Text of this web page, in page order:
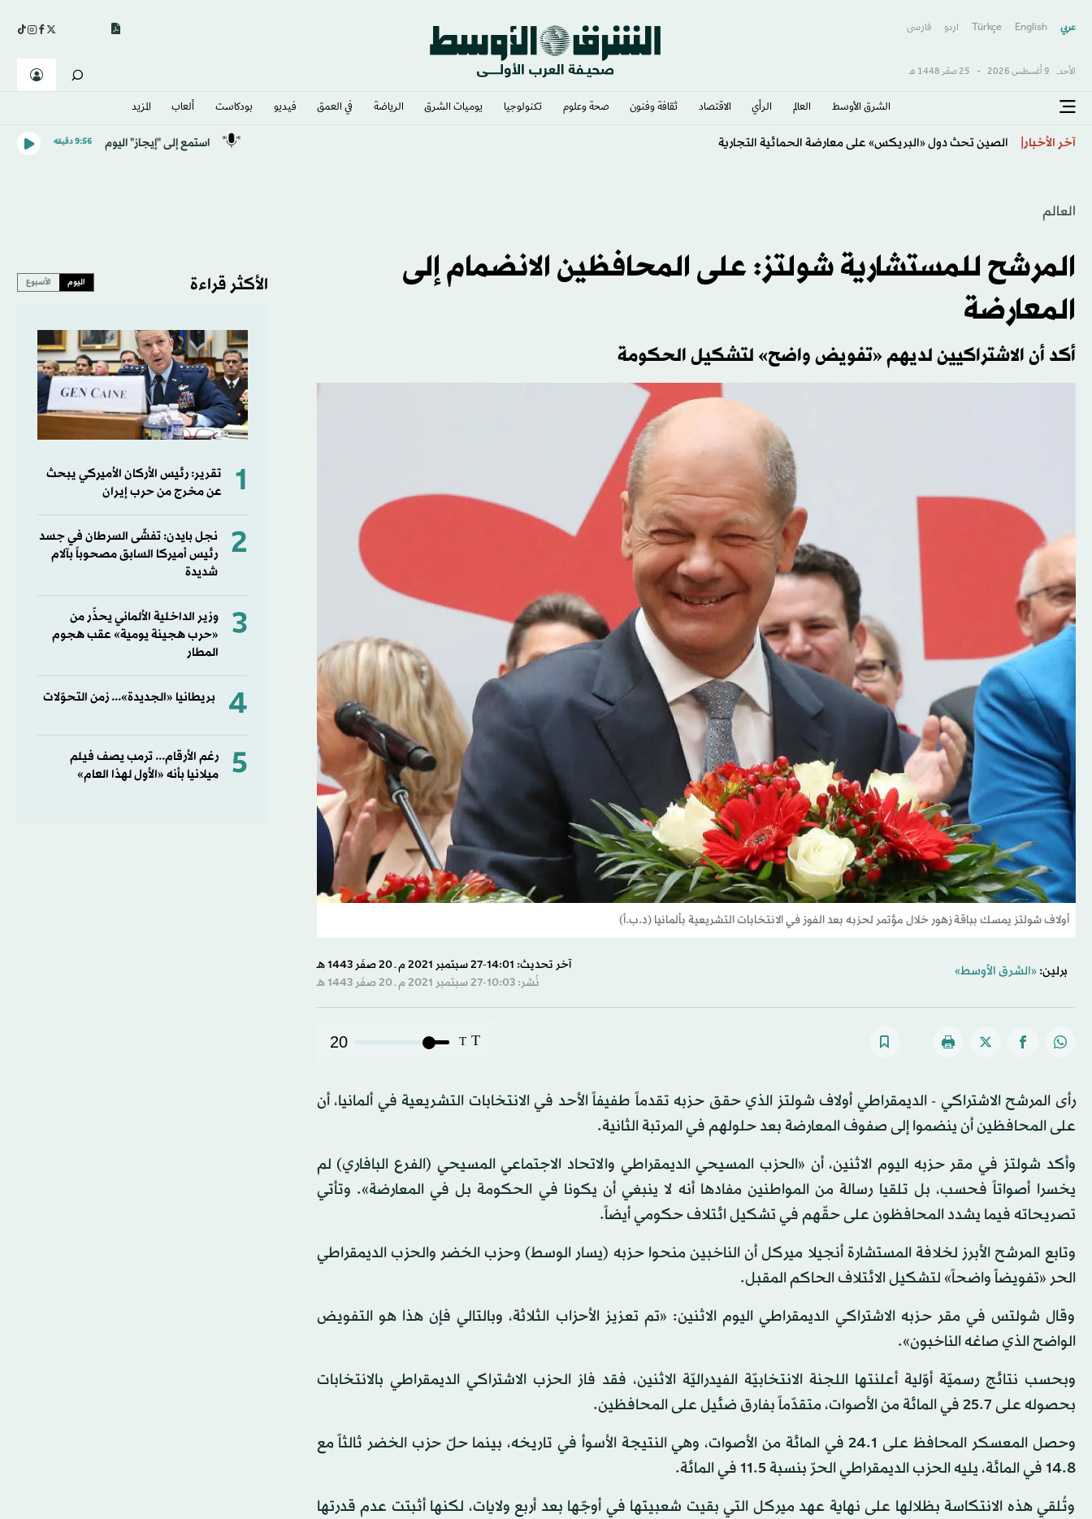
عربي English
Türkçe اردو فارسى
الأحد, 9 أغسطس 2026 - 25 صفَر 1448 هـ
الشرق الأوسط​ العالم الرأي الاقتصاد ثقافة وفنون صحة وعلوم تكنولوجيا يوميات الشرق​ الرياضة في العمق فيديو بودكاست ألعاب المزيد
آخر الأخبار استمع إلى "إيجاز" اليوم 9:56 دقيقه
العالم
المرشح للمستشارية شولتز: على المحافظين الانضمام إلى
المعارضة
أكد أن الاشتراكيين لديهم «تفويض واضح» لتشكيل الحكومة
أولاف شولتز يمسك بباقة زهور خلال مؤتمر لحزبه بعد الفوز في الانتخابات التشريعية بألمانيا (د.ب.أ)
برلين: «الشرق الأوسط»
آخر تحديث: 14:01-27 سبتمبر 2021 م ـ 20 صفَر 1443 هـ
نُشر: 10:03-27 سبتمبر 2021 م ـ 20 صفَر 1443 هـ
T
T
20
رأى المرشح الاشتراكي - الديمقراطي أولاف شولتز الذي حقق حزبه تقدماً طفيفاً الأحد في الانتخابات التشريعية في ألمانيا، أن
على المحافظين أن ينضموا إلى صفوف المعارضة بعد حلولهم في المرتبة الثانية.
وأكد شولتز في مقر حزبه اليوم الاثنين، أن «الحزب المسيحي الديمقراطي والاتحاد الاجتماعي المسيحي (الفرع البافاري) لم
يخسرا أصواتاً فحسب، بل تلقيا رسالة من المواطنين مفادها أنه لا ينبغي أن يكونا في الحكومة بل في المعارضة». وتأتي
تصريحاته فيما يشدد المحافظون على حقّهم في تشكيل ائتلاف حكومي أيضاً.
وتابع المرشح الأبرز لخلافة المستشارة أنجيلا ميركل أن الناخبين منحوا حزبه (يسار الوسط) وحزب الخضر والحزب الديمقراطي
الحر «تفويضاً واضحاً» لتشكيل الائتلاف الحاكم المقبل.
وقال شولتس في مقر حزبه الاشتراكي الديمقراطي اليوم الاثنين: «تم تعزيز الأحزاب الثلاثة، وبالتالي فإن هذا هو التفويض
الواضح الذي صاغه الناخبون».
وبحسب نتائج رسميّة أوّلية أعلنتها اللجنة الانتخابيّة الفيدراليّة الاثنين، فقد فاز الحزب الاشتراكي الديمقراطي بالانتخابات
بحصوله على 25.7 في المائة من الأصوات، متقدّماً بفارق ضئيل على المحافظين.
وحصل المعسكر المحافظ على 24.1 في المائة من الأصوات، وهي النتيجة الأسوأ في تاريخه، بينما حلّ حزب الخضر ثالثاً مع
14.8 في المائة، يليه الحزب الديمقراطي الحرّ بنسبة 11.5 في المائة.
وتُلقي هذه الانتكاسة بظلالها على نهاية عهد ميركل التي بقيت شعبيتها في أوجّها بعد أربع ولايات، لكنها أثبتت عدم قدرتها
الأكثر قراءة اليوم الأسبوع
1
تقرير: رئيس الأركان الأميركي يبحث
عن مخرج من حرب إيران
2
نجل بايدن: تفشّى السرطان في جسد
رئيس أميركا السابق مصحوباً بآلام
شديدة
3
وزير الداخلية الألماني يحذّر من
«حرب هجينة يومية» عقب هجوم
المطار
4 بريطانيا «الجديدة»... زمن التحوّلات
5
رغم الأرقام... ترمب يصف فيلم
ميلانيا بأنه «الأول لهذا العام»